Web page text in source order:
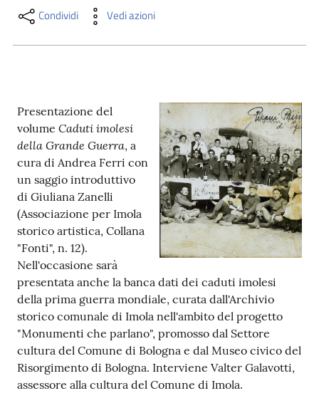
Casa
Piani
Archivio
storico
Decentrate
Patto
per
la
lettura
Condividi Vedi azioni
Presentazione del
volume Caduti imolesi
della Grande Guerra, a
cura di Andrea Ferri con
un saggio introduttivo
di Giuliana Zanelli
(Associazione per Imola
storico artistica, Collana
"Fonti", n. 12).
Nell'occasione sarà
presentata anche la banca dati dei caduti imolesi
della prima guerra mondiale, curata dall'Archivio
storico comunale di Imola nell'ambito del progetto
"Monumenti che parlano", promosso dal Settore
cultura del Comune di Bologna e dal Museo civico del
Risorgimento di Bologna. Interviene Valter Galavotti,
assessore alla cultura del Comune di Imola.